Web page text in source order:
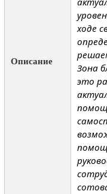
Описание
ходе
Зона
это